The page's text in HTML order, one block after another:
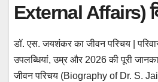
External Affairs)
डॉ. एस. जयशंकर का जीवन परिचय |
उपलब्धियां, उम्र और 2026 की पूरी
जीवन परिचय (Biography of Dr. S.